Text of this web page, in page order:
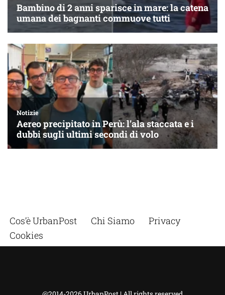
Cos’è UrbanPost Chi Siamo
Privacy
Cookies